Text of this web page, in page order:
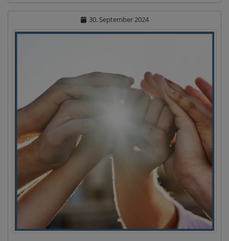
30. September 2024